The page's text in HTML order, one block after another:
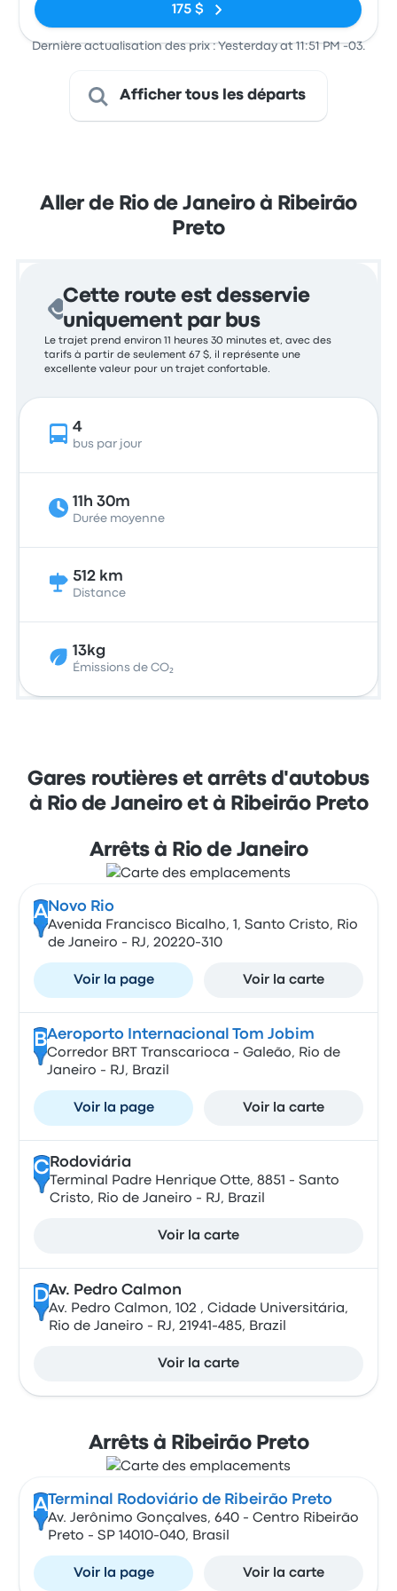
175 $
Dernière actualisation des prix : Yesterday at 11:51 PM -03.
Afficher tous les départs
Aller de Rio de Janeiro à Ribeirão
Preto
Cette route est desservie
uniquement par bus
Le trajet prend environ 11 heures 30 minutes et, avec des
tarifs à partir de seulement 67 $, il représente une
excellente valeur pour un trajet confortable.
4
bus par jour
11h 30m
Durée moyenne
512 km
Distance
13kg
Émissions de CO₂
Gares routières et arrêts d'autobus
à Rio de Janeiro et à Ribeirão Preto
Arrêts à Rio de Janeiro
A Novo Rio
Avenida Francisco Bicalho, 1, Santo Cristo, Rio
de Janeiro - RJ, 20220-310
Voir la page Voir la carte
BAeroporto Internacional Tom Jobim
Corredor BRT Transcarioca - Galeão, Rio de
Janeiro - RJ, Brazil
Voir la page Voir la carte
CRodoviária
Terminal Padre Henrique Otte, 8851 - Santo
Cristo, Rio de Janeiro - RJ, Brazil
Voir la carte
DAv. Pedro Calmon
Av. Pedro Calmon, 102 , Cidade Universitária,
Rio de Janeiro - RJ, 21941-485, Brazil
Voir la carte
Arrêts à Ribeirão Preto
A Terminal Rodoviário de Ribeirão Preto
Av. Jerônimo Gonçalves, 640 - Centro Ribeirão
Preto - SP 14010-040, Brasil
Voir la page Voir la carte